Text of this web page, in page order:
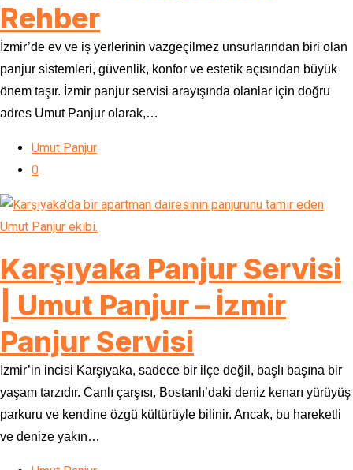
Rehber
İzmir’de ev ve iş yerlerinin vazgeçilmez unsurlarından biri olan
panjur sistemleri, güvenlik, konfor ve estetik açısından büyük
önem taşır. İzmir panjur servisi arayışında olanlar için doğru
adres Umut Panjur olarak,…
Umut Panjur
0
Karşıyaka Panjur Servisi
| Umut Panjur – İzmir
Panjur Servisi
İzmir’in incisi Karşıyaka, sadece bir ilçe değil, başlı başına bir
yaşam tarzıdır. Canlı çarşısı, Bostanlı’daki deniz kenarı yürüyüş
parkuru ve kendine özgü kültürüyle bilinir. Ancak, bu hareketli
ve denize yakın…